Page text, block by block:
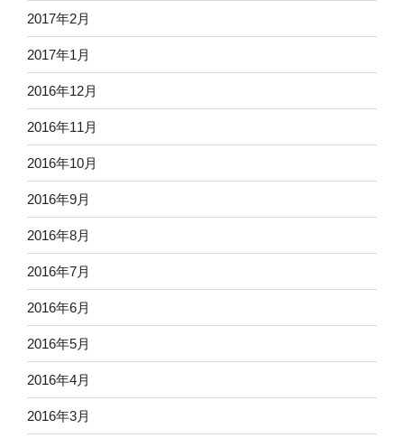
2017年2月
2017年1月
2016年12月
2016年11月
2016年10月
2016年9月
2016年8月
2016年7月
2016年6月
2016年5月
2016年4月
2016年3月